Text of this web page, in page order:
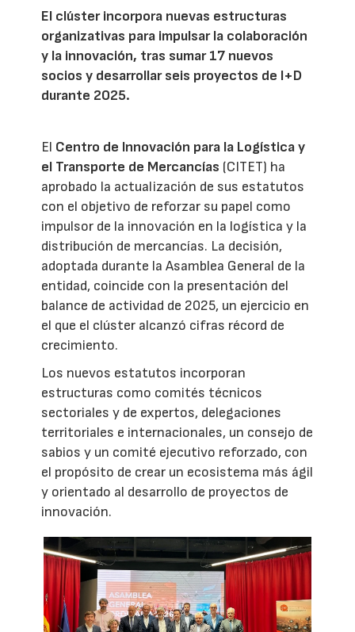
El clúster incorpora nuevas estructuras
organizativas para impulsar la colaboración
y la innovación, tras sumar 17 nuevos
socios y desarrollar seis proyectos de I+D
durante 2025.
El Centro de Innovación para la Logística y
el Transporte de Mercancías (CITET) ha
aprobado la actualización de sus estatutos
con el objetivo de reforzar su papel como
impulsor de la innovación en la logística y la
distribución de mercancías. La decisión,
adoptada durante la Asamblea General de la
entidad, coincide con la presentación del
balance de actividad de 2025, un ejercicio en
el que el clúster alcanzó cifras récord de
crecimiento.
Los nuevos estatutos incorporan
estructuras como comités técnicos
sectoriales y de expertos, delegaciones
territoriales e internacionales, un consejo de
sabios y un comité ejecutivo reforzado, con
el propósito de crear un ecosistema más ágil
y orientado al desarrollo de proyectos de
innovación.